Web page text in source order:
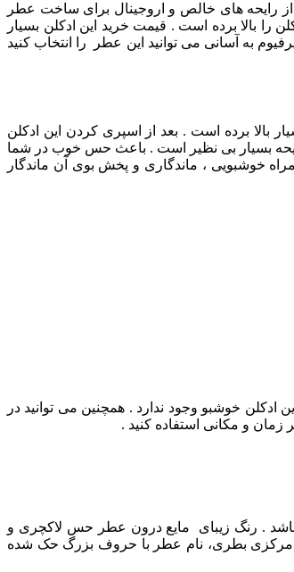
رایحه های خالص و اروجینال برای ساخت عطر
بالا برده است . قیمت خرید این ادکلن بسیار
به آسانی می توانید این عطر را انتخاب کنید
بالا برده است . بعد از اسپری کردن این ادکلن
بسیار بی نظیر است . باعث حس خوب در شما
خوشبویی ، ماندگاری و پخش بوی آن ماندگار
ادکلن خوشبو وجود ندارد . همچنین می توانید در
و مکانی استفاده کنید .
. رنگ زیبای مایع درون عطر حس لاکچری و
بطری، نام عطر با حروف بزرگ حک شده